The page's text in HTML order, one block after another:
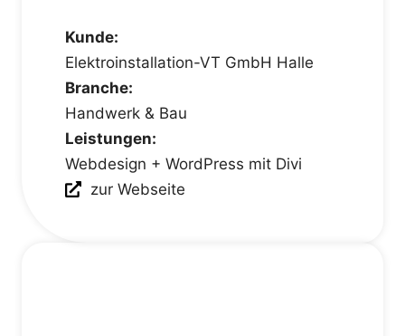
Kunde:
Elektroinstallation-VT GmbH Halle
Branche:
Handwerk & Bau
Leistungen:
Webdesign + WordPress mit Divi
zur Webseite